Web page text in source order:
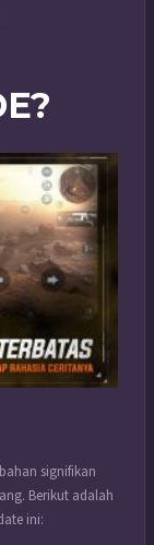
signifikan
Berikut adalah
ini: